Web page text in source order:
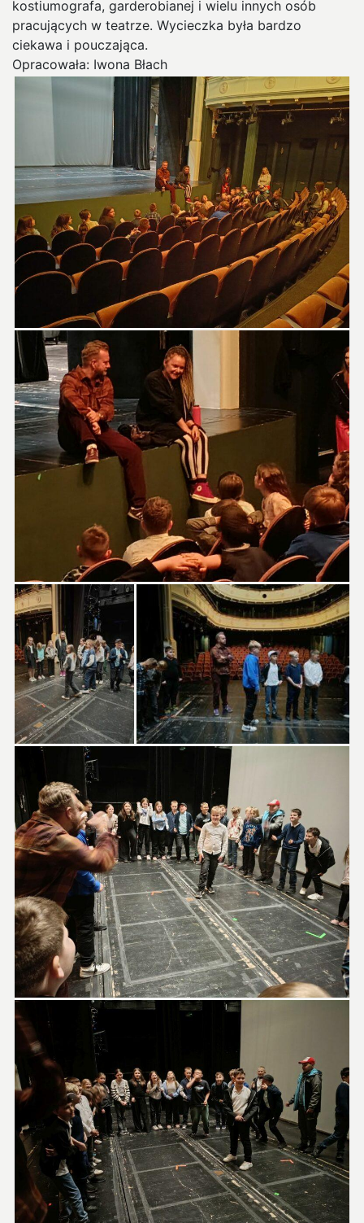
kostiumografa, garderobianej i wielu innych osób
pracujących w teatrze. Wycieczka była bardzo
ciekawa i pouczająca.
Opracowała: Iwona Błach